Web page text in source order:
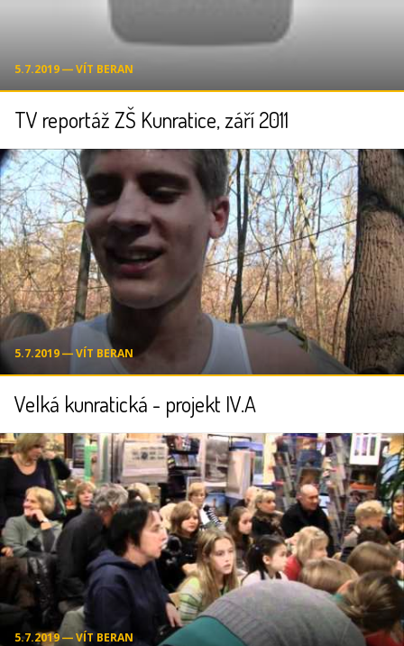
5.7.2019 ― VÍT BERAN
TV reportáž ZŠ Kunratice, září 2011
5.7.2019 ― VÍT BERAN
Velká kunratická - projekt IV.A
5.7.2019 ― VÍT BERAN